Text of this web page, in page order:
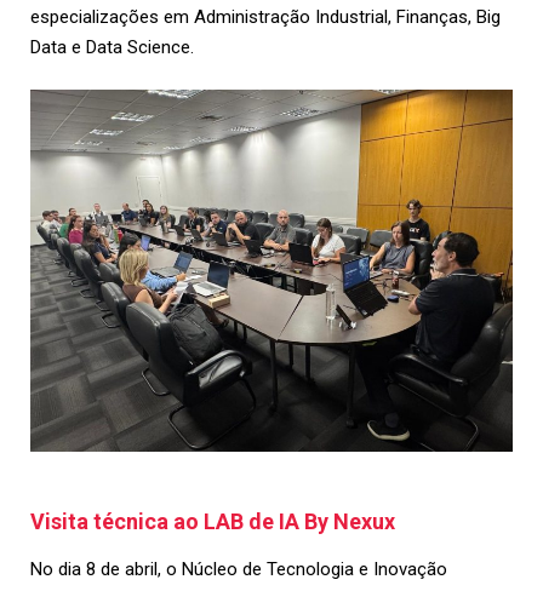
especializações em Administração Industrial, Finanças, Big
Data e Data Science.
Visita técnica ao LAB de IA By Nexux
No dia 8 de abril, o Núcleo de Tecnologia e Inovação